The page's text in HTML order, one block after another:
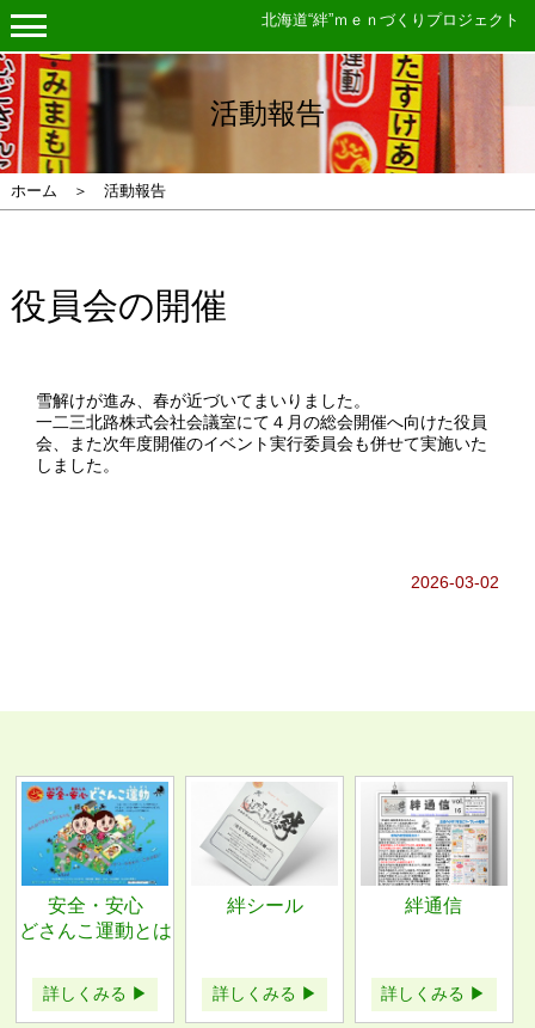
北海道“絆”ｍｅｎづくりプロジェクト
活動報告
ホーム ＞ 活動報告
役員会の開催
雪解けが進み、春が近づいてまいりました。
一二三北路株式会社会議室にて４月の総会開催へ向けた役員
会、また次年度開催のイベント実行委員会も併せて実施いた
しました。
2026-03-02
安全・安心
どさんこ運動とは
詳しくみる ▶
絆シール
詳しくみる ▶
絆通信
詳しくみる ▶